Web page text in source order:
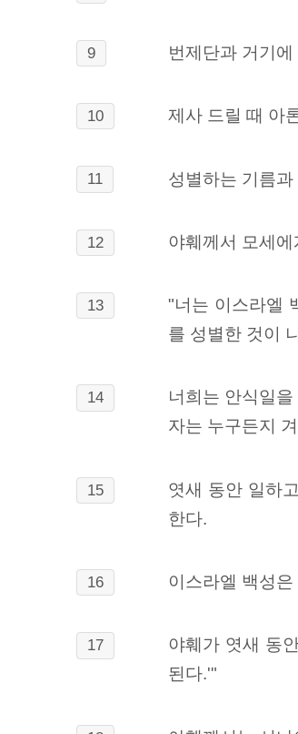
9 번제단과 거기
10 제사 드릴 때 아
11 성별하는 기름
12 야훼께서 모세
13
"너는 이스라엘
를 성별한 것이
14
너희는 안식일
자는 누구든지
15
엿새 동안 일하
한다.
16 이스라엘 백성
17
야훼가 엿새 동
된다.'"